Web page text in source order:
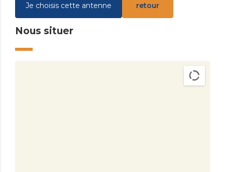
Je choisis cette antenne retour
Nous situer